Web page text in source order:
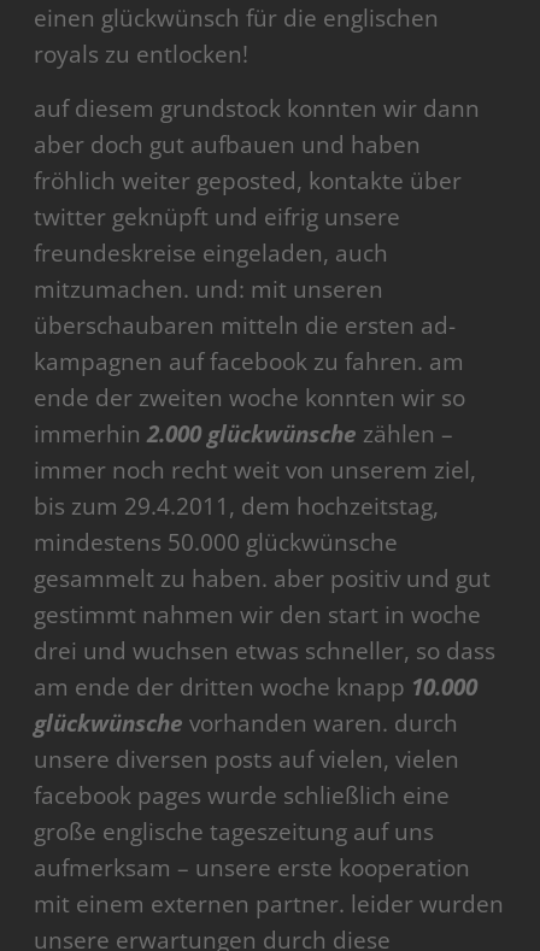
einen glückwünsch für die englischen
royals zu entlocken!
auf diesem grundstock konnten wir dann
aber doch gut aufbauen und haben
fröhlich weiter geposted, kontakte über
twitter geknüpft und eifrig unsere
freundeskreise eingeladen, auch
mitzumachen. und: mit unseren
überschaubaren mitteln die ersten ad-
kampagnen auf facebook zu fahren. am
ende der zweiten woche konnten wir so
immerhin 2.000 glückwünsche zählen –
immer noch recht weit von unserem ziel,
bis zum 29.4.2011, dem hochzeitstag,
mindestens 50.000 glückwünsche
gesammelt zu haben. aber positiv und gut
gestimmt nahmen wir den start in woche
drei und wuchsen etwas schneller, so dass
am ende der dritten woche knapp 10.000
glückwünsche vorhanden waren. durch
unsere diversen posts auf vielen, vielen
facebook pages wurde schließlich eine
große englische tageszeitung auf uns
aufmerksam – unsere erste kooperation
mit einem externen partner. leider wurden
unsere erwartungen durch diese